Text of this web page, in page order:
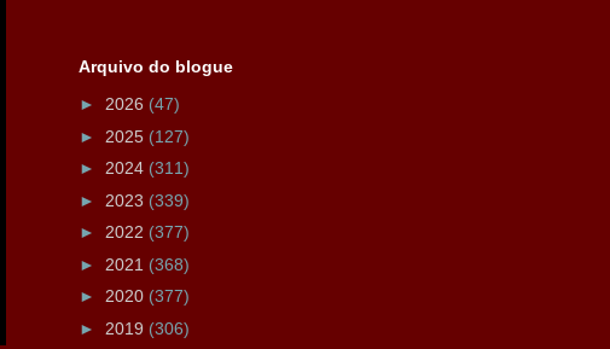
Arquivo do blogue
► 2026 (47)
► 2025 (127)
► 2024 (311)
► 2023 (339)
► 2022 (377)
► 2021 (368)
► 2020 (377)
► 2019 (306)